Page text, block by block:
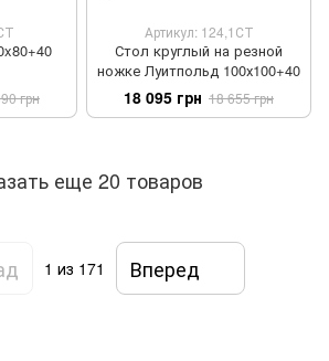
грн
Артикул: 124,1СТ
Стол круглый на резной
ножке Луитпольд 100х100+40
18 095 грн 18 655 грн
еще 20 товаров
1 из 171 Вперед